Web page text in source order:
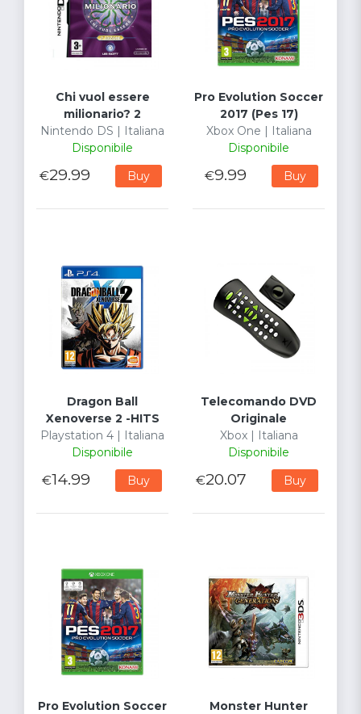
Chi vuol essere
milionario? 2
Nintendo DS | Italiana
Disponibile
€29.99 Buy
Pro Evolution Soccer
2017 (Pes 17)
Xbox One | Italiana
Disponibile
€9.99 Buy
Dragon Ball
Xenoverse 2 -HITS
Playstation 4 | Italiana
Disponibile
€14.99 Buy
Telecomando DVD
Originale
Xbox | Italiana
Disponibile
€20.07 Buy
Pro Evolution Soccer
Monster Hunter